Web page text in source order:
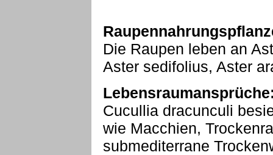
Die Raupen leben an
Aster sedifolius, Aster
Cucullia dracunculi
wie Macchien,
submediterrane